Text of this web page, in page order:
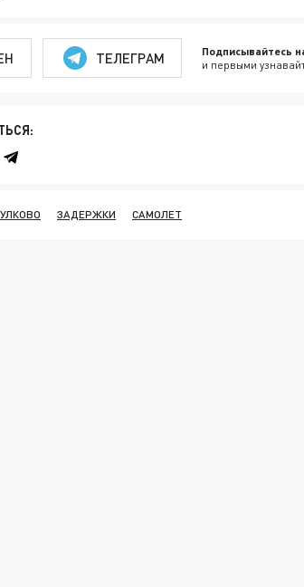
ТЕЛЕГРАМ Подписывайтесь
и первыми
ЗАДЕРЖКИ САМОЛЕТ